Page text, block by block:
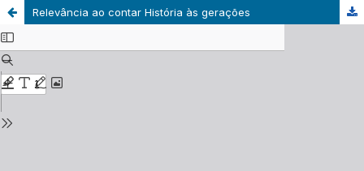
Relevância ao contar História às gerações